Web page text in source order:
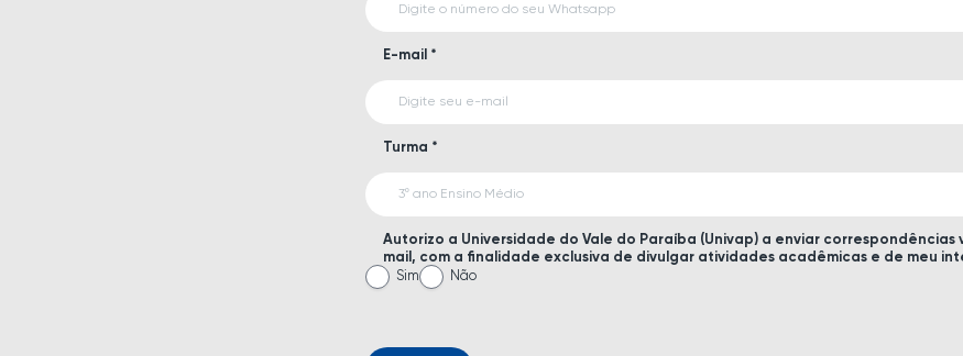
E-mail *
Turma *
Autorizo a Universidade do Vale do Paraíba (Univap) a enviar correspondências
mail, com a finalidade exclusiva de divulgar atividades acadêmicas e de meu
Sim
Não